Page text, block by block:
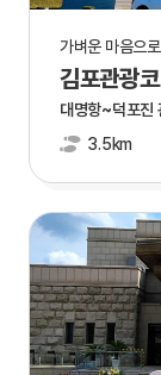
가벼운 마음으
김포관광
대명항~덕포진
3.5km